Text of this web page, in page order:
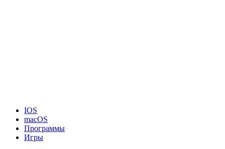
IOS
macOS
Программы
Игры